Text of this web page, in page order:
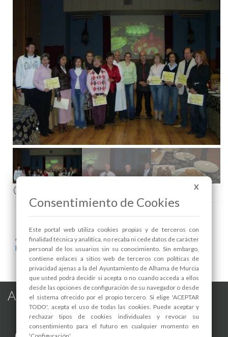
Comenta esta noticia en Facebook
Areas relacionadas:
Bienestar Social
Alhama de Murcia en las Redes
X
Consentimiento de Cookies
Este portal web utiliza cookies propias y de terceros con
finalidad técnica y analítica, no recaba ni cede datos de carácter
personal de los usuarios sin su conocimiento. Sin embargo,
contiene enlaces a sitios web de terceros con políticas de
privacidad ajenas a la del Ayuntamiento de Alhama de Murcia
que usted podrá decidir si acepta o no cuando acceda a ellos
desde las opciones de configuración de su navegador o desde
el sistema ofrecido por el propio tercero. Si elige 'ACEPTAR
TODO', acepta el uso de todas las cookies. Puede aceptar y
rechazar tipos de cookies individuales y revocar su
consentimiento para el futuro en cualquier momento en